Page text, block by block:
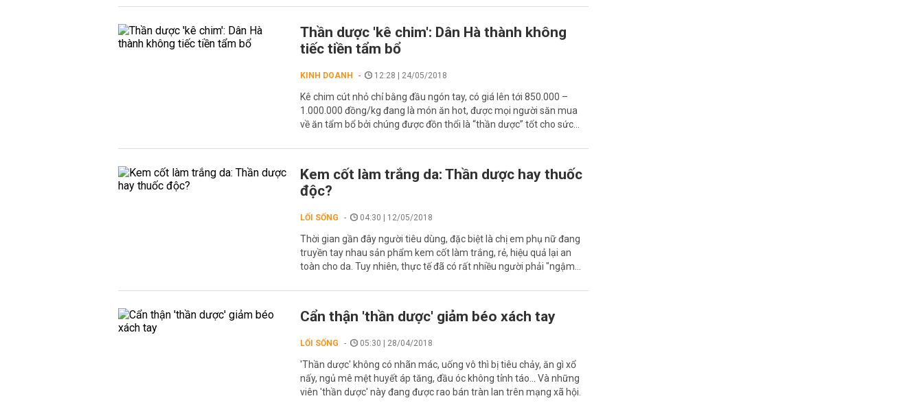
Thần dược 'kê chim': Dân Hà thành không
tiếc tiền tẩm bổ
KINH DOANH 12:28 | 24/05/2018
Kê chim cút nhỏ chỉ bằng đầu ngón tay, có giá lên tới 850.000 –
1.000.000 đồng/kg đang là món ăn hot, được mọi người săn mua
về ăn tẩm bổ bởi chúng được đồn thổi là “thần dược” tốt cho sức...
Kem cốt làm trắng da: Thần dược hay thuốc
độc?
LỐI SỐNG 04:30 | 12/05/2018
Thời gian gần đây người tiêu dùng, đặc biệt là chị em phụ nữ đang
truyền tay nhau sản phẩm kem cốt làm trắng, rẻ, hiệu quả lại an
toàn cho da. Tuy nhiên, thực tế đã có rất nhiều người phải "ngậm...
Cẩn thận 'thần dược' giảm béo xách tay
LỐI SỐNG 05:30 | 28/04/2018
'Thần dược' không có nhãn mác, uống vô thì bị tiêu chảy, ăn gì xổ
nấy, ngủ mê mệt huyết áp tăng, đầu óc không tỉnh táo... Và những
viên 'thần dược' này đang được rao bán tràn lan trên mạng xã hội.